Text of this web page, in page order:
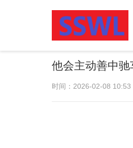
他会主动善中
时间：2026-02-08 10:53